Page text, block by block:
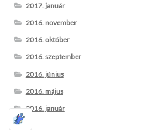
2017. január
2016. november
2016. október
2016. szeptember
2016. június
2016. május
2016. január